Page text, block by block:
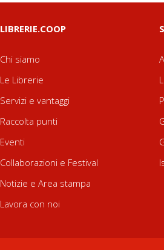
LIBRERIE.COOP
Chi siamo
Le Librerie
Servizi e vantaggi
Raccolta punti
Eventi
Collaborazioni e Festival
Notizie e Area stampa
Lavora con noi